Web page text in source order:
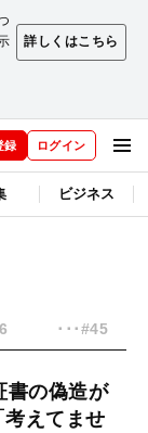
詳しくはこちら
録 ログイン
ビジネス
･･･#45
書の偽造が
えてませ